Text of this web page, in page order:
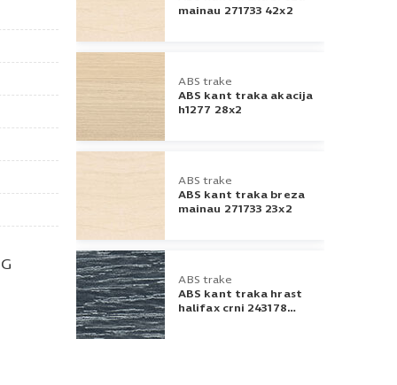
mainau 271733 42x2
ABS trake
ABS kant traka akacija
h1277 28x2
ABS trake
ABS kant traka breza
mainau 271733 23x2
ABS trake
ABS kant traka hrast
halifax crni 243178